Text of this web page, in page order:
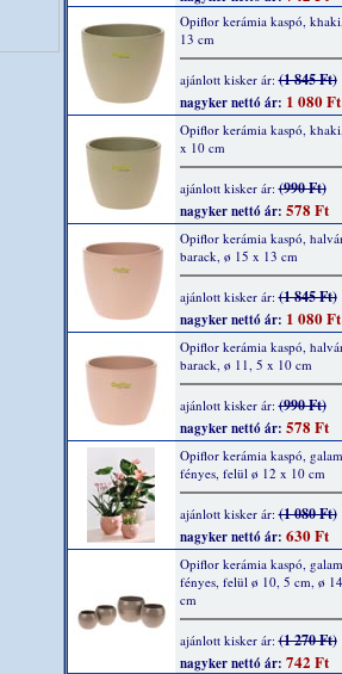
Opiflor kerámia kaspó,
13 cm
ajánlott kisker ár:(1 845 Ft)
nagyker nettó ár: 1 080 Ft
Opiflor kerámia kaspó,
x 10 cm
ajánlott kisker ár:(990 Ft)
nagyker nettó ár: 578 Ft
Opiflor kerámia kaspó,
barack, ø 15 x 13 cm
ajánlott kisker ár:(1 845 Ft)
nagyker nettó ár: 1 080 Ft
Opiflor kerámia kaspó,
barack, ø 11, 5 x 10 cm
ajánlott kisker ár:(990 Ft)
nagyker nettó ár: 578 Ft
Opiflor kerámia kaspó,
fényes, felül ø 12 x 10 cm
ajánlott kisker ár:(1 080 Ft)
nagyker nettó ár: 630 Ft
Opiflor kerámia kaspó,
fényes, felül ø 10, 5 cm, ø
cm
ajánlott kisker ár:(1 270 Ft)
nagyker nettó ár: 742 Ft